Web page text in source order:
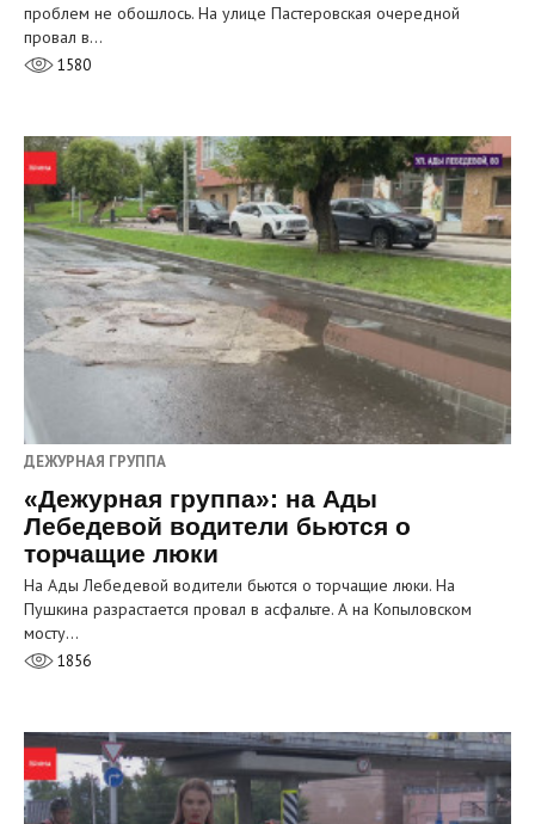
проблем не обошлось. На улице Пастеровская очередной
провал в…
1580
ДЕЖУРНАЯ ГРУППА
«Дежурная группа»: на Ады
Лебедевой водители бьются о
торчащие люки
На Ады Лебедевой водители бьются о торчащие люки. На
Пушкина разрастается провал в асфальте. А на Копыловском
мосту…
1856